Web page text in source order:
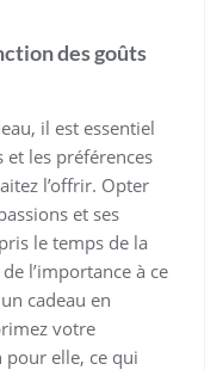
des goûts
il est essentiel
les préférences
l’offrir. Opter
et ses
le temps de la
l’importance à ce
cadeau en
votre
elle, ce qui